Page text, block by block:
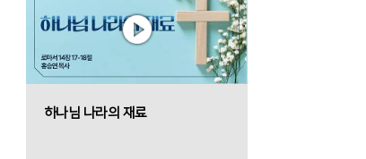
하나님 나라의 재료